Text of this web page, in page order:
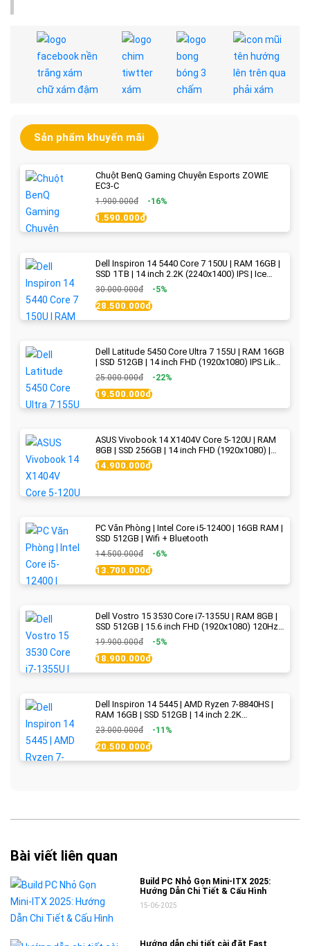
Sản phẩm khuyến mãi
Chuột BenQ Gaming Chuyên Esports ZOWIE
EC3-C
1.900.000đ -16%
1.590.000đ
Dell Inspiron 14 5440 Core 7 150U | RAM 16GB |
SSD 1TB | 14 inch 2.2K (2240x1400) IPS | Ice
Blue - New Fullbox
30.000.000đ -5%
28.500.000đ
Dell Latitude 5450 Core Ultra 7 155U | RAM 16GB
| SSD 512GB | 14 inch FHD (1920x1080) IPS Like
new
25.000.000đ -22%
19.500.000đ
ASUS Vivobook 14 X1404V Core 5-120U | RAM
8GB | SSD 256GB | 14 inch FHD (1920x1080) |
Quiet Blue - New Fullbox
14.900.000đ
PC Văn Phòng | Intel Core i5-12400 | 16GB RAM |
SSD 512GB | Wifi + Bluetooth
14.500.000đ -6%
13.700.000đ
Dell Vostro 15 3530 Core i7-1355U | RAM 8GB |
SSD 512GB | 15.6 inch FHD (1920x1080) 120Hz
WVA | Black | New Fullbox
19.900.000đ -5%
18.900.000đ
Dell Inspiron 14 5445 | AMD Ryzen 7-8840HS |
RAM 16GB | SSD 512GB | 14 inch 2.2K
(2240x1400) IPS 300nits | Ice Blue - New Fullbox
23.000.000đ -11%
20.500.000đ
Bài viết liên quan
Build PC Nhỏ Gọn Mini-ITX 2025:
Hướng Dẫn Chi Tiết & Cấu Hình
15-06-2025
Hướng dẫn chi tiết cài đặt Fast